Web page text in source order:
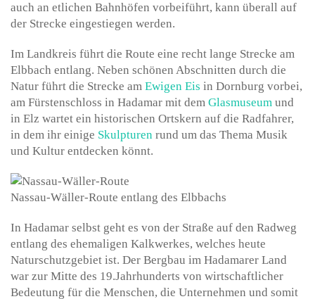
auch an etlichen Bahnhöfen vorbeiführt, kann überall auf
der Strecke eingestiegen werden.
Im Landkreis führt die Route eine recht lange Strecke am
Elbbach entlang. Neben schönen Abschnitten durch die
Natur führt die Strecke am Ewigen Eis in Dornburg vorbei,
am Fürstenschloss in Hadamar mit dem Glasmuseum und
in Elz wartet ein historischen Ortskern auf die Radfahrer,
in dem ihr einige Skulpturen rund um das Thema Musik
und Kultur entdecken könnt.
Nassau-Wäller-Route entlang des Elbbachs
In Hadamar selbst geht es von der Straße auf den Radweg
entlang des ehemaligen Kalkwerkes, welches heute
Naturschutzgebiet ist. Der Bergbau im Hadamarer Land
war zur Mitte des 19.Jahrhunderts von wirtschaftlicher
Bedeutung für die Menschen, die Unternehmen und somit